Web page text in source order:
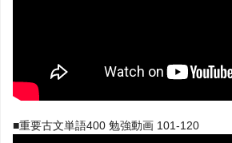
■重要古文単語400 勉強動画 101-120